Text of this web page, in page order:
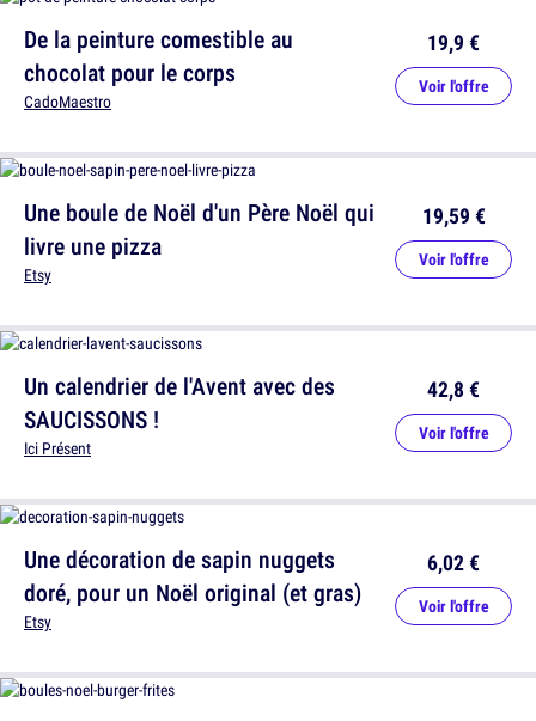
De la peinture comestible au
chocolat pour le corps
CadoMaestro
19,9 €
Voir l'offre
Un calendrier de l'Avent avec des
SAUCISSONS !
Ici Présent
42,8 €
Voir l'offre
Une boule de Noël d'un Père Noël qui
livre une pizza
Etsy
19,59 €
Voir l'offre
Une décoration de sapin nuggets
doré, pour un Noël original (et gras)
Etsy
6,02 €
Voir l'offre